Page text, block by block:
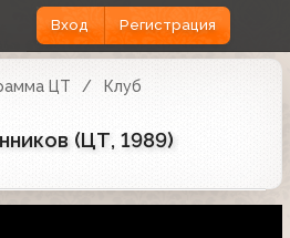
Вход Регистрация
ЦТ
Клуб
(ЦТ, 1989)